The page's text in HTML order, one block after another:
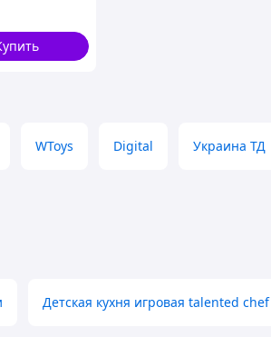
WToys Digital Украина ТД
Детская кухня игровая talented chef